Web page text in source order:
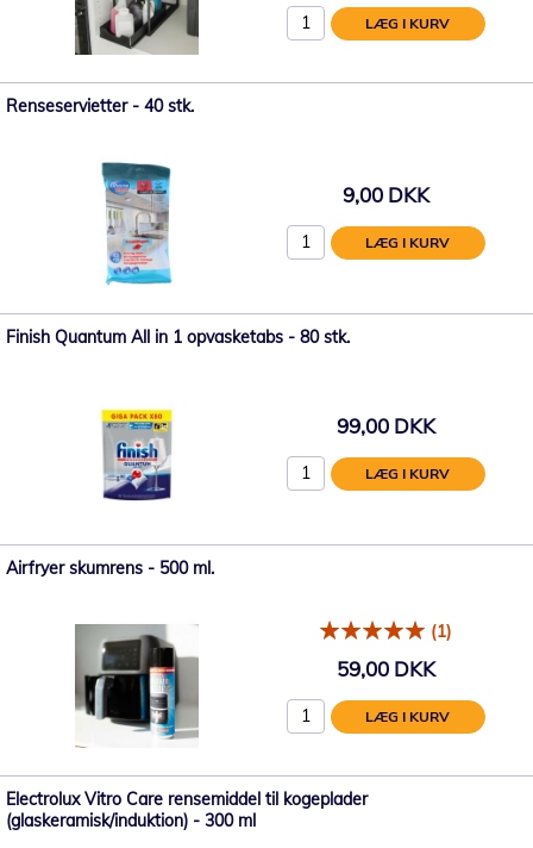
LÆG I KURV
Renseservietter - 40 stk.
9,00 DKK
LÆG I KURV
Finish Quantum All in 1 opvasketabs - 80 stk.
99,00 DKK
LÆG I KURV
Airfryer skumrens - 500 ml.
(1)
59,00 DKK
LÆG I KURV
Electrolux Vitro Care rensemiddel til kogeplader
(glaskeramisk/induktion) - 300 ml